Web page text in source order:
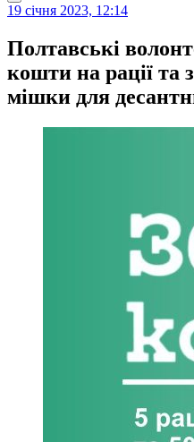
19 січня 2023, 12:14
Полтавські
кошти на рації та
мішки для